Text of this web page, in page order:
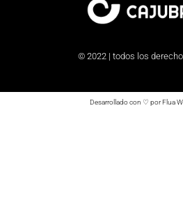
© 2022 | todos los
Desarrollado con ♡ por Flua